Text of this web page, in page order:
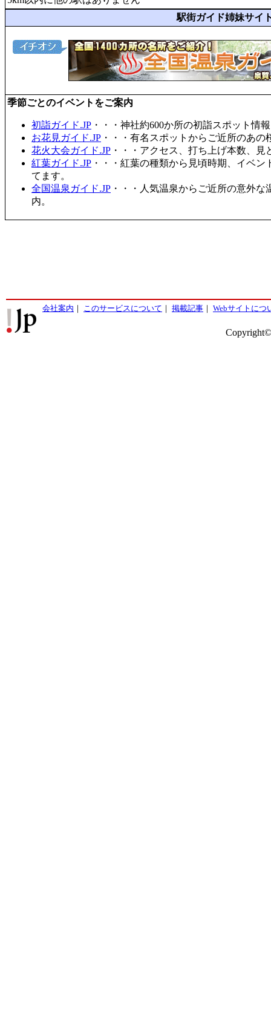
駅街ガイド姉妹サイ
季節ごとのイベントをご案内
初詣ガイド.JP ・・・神社約600か所の初詣スポット情
お花見ガイド.JP ・・・有名スポットからご近所のあ
花火大会ガイド.JP ・・・アクセス、打ち上げ本数、
紅葉ガイド.JP ・・・紅葉の種類から見頃時期、イベ
てます。
全国温泉ガイド.JP ・・・人気温泉からご近所の意外
内。
会社案内 ｜ このサービスについて ｜ 掲載記事 ｜ Webサイトにつ